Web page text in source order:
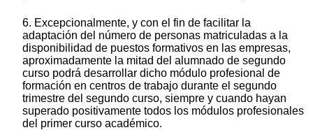
6. Excepcionalmente, y con el fin de facilitar la
adaptación del número de personas matriculadas a la
disponibilidad de puestos formativos en las empresas,
aproximadamente la mitad del alumnado de segundo
curso podrá desarrollar dicho módulo profesional de
formación en centros de trabajo durante el segundo
trimestre del segundo curso, siempre y cuando hayan
superado positivamente todos los módulos profesionales
del primer curso académico.